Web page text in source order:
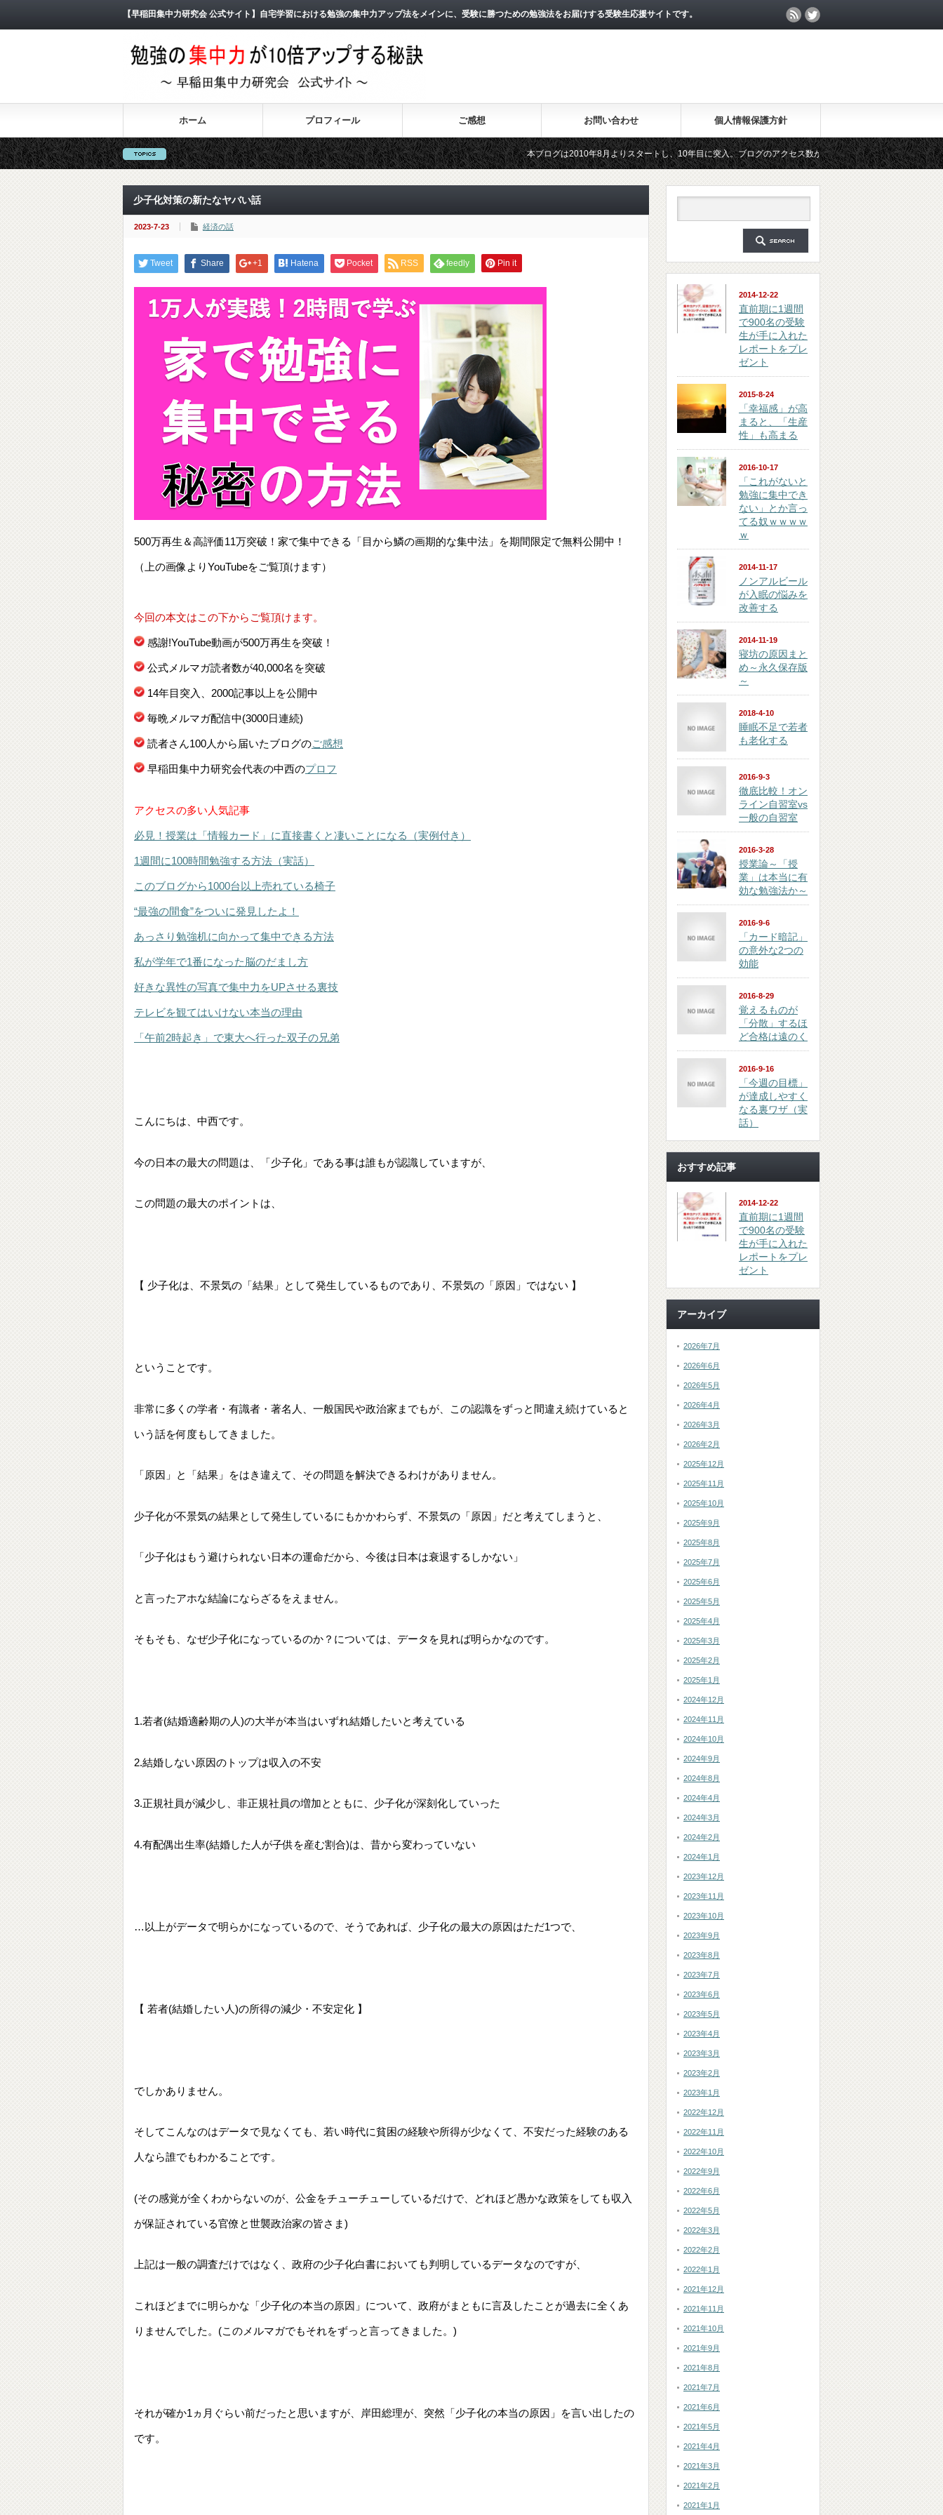
【早稲田集中力研究会 公式サイト】自宅学習における勉強の集中力アップ法をメインに、受験に勝つための勉強法をお届けする受験生応援サイトです。
ホーム プロフィール ご感想 お問い合わせ 個人情報保護方針
本ブログは2010年8月よりスタートし、10年目に突入。ブログのアクセス数が月間25万PV、公開記事数が2000記事を突
2011年3月よりスタートした無料メールマガジン「勉強の集中力が10倍アップする秘訣」は、2018年6月に総読者数が4
少子化対策の新たなヤバい話
2023-7-23 経済の話
Tweet Share +1 Hatena Pocket RSS feedly Pin it
500万再生＆高評価11万突破！家で集中できる「目から鱗の画期的な集中法」を期間限定で無料公開中！
（上の画像よりYouTubeをご覧頂けます）
今回の本文はこの下からご覧頂けます。
感謝!YouTube動画が500万再生を突破！
公式メルマガ読者数が40,000名を突破
14年目突入、2000記事以上を公開中
毎晩メルマガ配信中(3000日連続)
読者さん100人から届いたブログのご感想
早稲田集中力研究会代表の中西のプロフ
アクセスの多い人気記事
必見！授業は「情報カード」に直接書くと凄いことになる（実例付き）
1週間に100時間勉強する方法（実話）
このブログから1000台以上売れている椅子
“最強の間食”をついに発見したよ！
あっさり勉強机に向かって集中できる方法
私が学年で1番になった脳のだまし方
好きな異性の写真で集中力をUPさせる裏技
テレビを観てはいけない本当の理由
「午前2時起き」で東大へ行った双子の兄弟
こんにちは、中西です。
今の日本の最大の問題は、「少子化」である事は誰もが認識していますが、
この問題の最大のポイントは、
【 少子化は、不景気の「結果」として発生しているものであり、不景気の「原因」ではない 】
ということです。
非常に多くの学者・有識者・著名人、一般国民や政治家までもが、この認識をずっと間違え続けていると
いう話を何度もしてきました。
「原因」と「結果」をはき違えて、その問題を解決できるわけがありません。
少子化が不景気の結果として発生しているにもかかわらず、不景気の「原因」だと考えてしまうと、
「少子化はもう避けられない日本の運命だから、今後は日本は衰退するしかない」
と言ったアホな結論にならざるをえません。
そもそも、なぜ少子化になっているのか？については、データを見れば明らかなのです。
1.若者(結婚適齢期の人)の大半が本当はいずれ結婚したいと考えている
2.結婚しない原因のトップは収入の不安
3.正規社員が減少し、非正規社員の増加とともに、少子化が深刻化していった
4.有配偶出生率(結婚した人が子供を産む割合)は、昔から変わっていない
…以上がデータで明らかになっているので、そうであれば、少子化の最大の原因はただ1つで、
【 若者(結婚したい人)の所得の減少・不安定化 】
でしかありません。
そしてこんなのはデータで見なくても、若い時代に貧困の経験や所得が少なくて、不安だった経験のある
人なら誰でもわかることです。
(その感覚が全くわからないのが、公金をチューチューしているだけで、どれほど愚かな政策をしても収入
が保証されている官僚と世襲政治家の皆さま)
上記は一般の調査だけではなく、政府の少子化白書においても判明しているデータなのですが、
これほどまでに明らかな「少子化の本当の原因」について、政府がまともに言及したことが過去に全くあ
りませんでした。(このメルマガでもそれをずっと言ってきました。)
それが確か1ヵ月ぐらい前だったと思いますが、岸田総理が、突然「少子化の本当の原因」を言い出したの
です。
2014-12-22
直前期に1週間
で900名の受験
生が手に入れた
レポートをプレ
ゼント
2015-8-24
「幸福感」が高
まると、「生産
性」も高まる
2016-10-17
「これがないと
勉強に集中でき
ない」とか言っ
てる奴ｗｗｗｗ
ｗ
2014-11-17
ノンアルビール
が入眠の悩みを
改善する
2014-11-19
寝坊の原因まと
め～永久保存版
～
2018-4-10
睡眠不足で若者
も老化する
2016-9-3
徹底比較！オン
ライン自習室vs
一般の自習室
2016-3-28
授業論～「授
業」は本当に有
効な勉強法か～
2016-9-6
「カード暗記」
の意外な2つの
効能
2016-8-29
覚えるものが
「分散」するほ
ど合格は遠のく
2016-9-16
「今週の目標」
が達成しやすく
なる裏ワザ（実
話）
おすすめ記事
2014-12-22
直前期に1週間
で900名の受験
生が手に入れた
レポートをプレ
ゼント
アーカイブ
2026年7月
2026年6月
2026年5月
2026年4月
2026年3月
2026年2月
2025年12月
2025年11月
2025年10月
2025年9月
2025年8月
2025年7月
2025年6月
2025年5月
2025年4月
2025年3月
2025年2月
2025年1月
2024年12月
2024年11月
2024年10月
2024年9月
2024年8月
2024年4月
2024年3月
2024年2月
2024年1月
2023年12月
2023年11月
2023年10月
2023年9月
2023年8月
2023年7月
2023年6月
2023年5月
2023年4月
2023年3月
2023年2月
2023年1月
2022年12月
2022年11月
2022年10月
2022年9月
2022年6月
2022年5月
2022年3月
2022年2月
2022年1月
2021年12月
2021年11月
2021年10月
2021年9月
2021年8月
2021年7月
2021年6月
2021年5月
2021年4月
2021年3月
2021年2月
2021年1月